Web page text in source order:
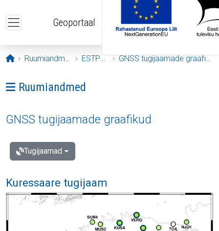
Geoportaal
Avaleht
Ruumiandmed ESTPOS GNSS tugijaamade graafikud
Ava menüü: Ruumiandmed
Ruumiandmed
GNSS tugijaamade graafikud
Tugijaamad
Kuressaare tugijaam